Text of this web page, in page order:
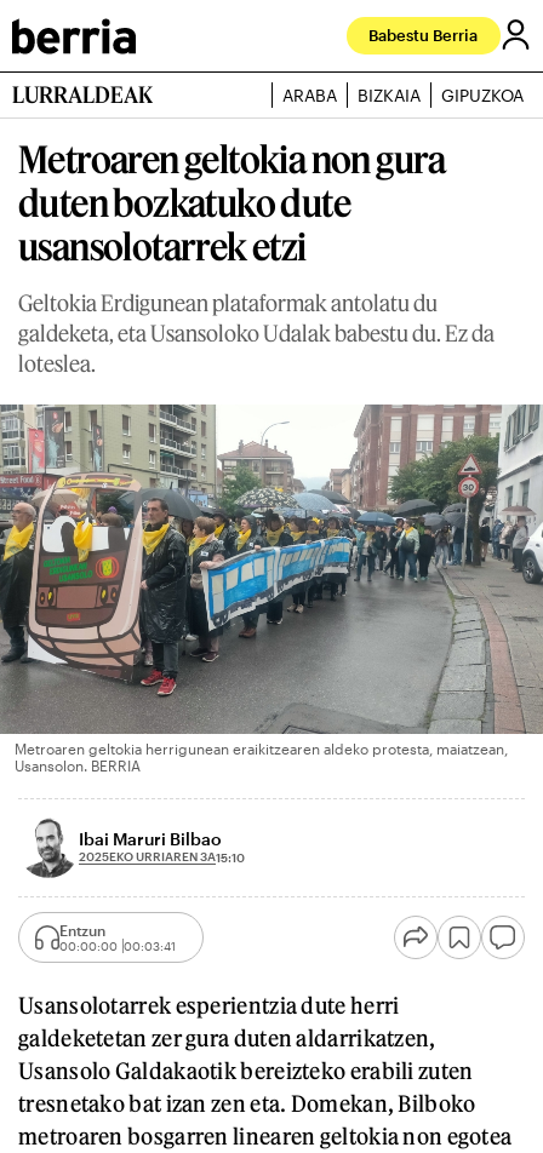
Babestu Berria
LURRALDEAK ARABA BIZKAIA GIPUZKOA
Metroaren geltokia non gura
duten bozkatuko dute
usansolotarrek etzi
Geltokia Erdigunean plataformak antolatu du
galdeketa, eta Usansoloko Udalak babestu du. Ez da
loteslea.
Metroaren geltokia herrigunean eraikitzearen aldeko protesta, maiatzean,
Usansolon. BERRIA
Ibai Maruri Bilbao
2025EKO URRIAREN 3A15:10
Entzun
00:00:00 00:03:41
Usansolotarrek esperientzia dute herri
galdeketetan zer gura duten aldarrikatzen,
Usansolo Galdakaotik bereizteko erabili zuten
tresnetako bat izan zen eta. Domekan, Bilboko
metroaren bosgarren linearen geltokia non egotea